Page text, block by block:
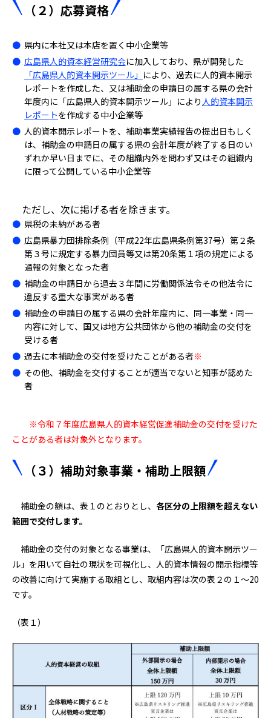
（２）応募資格
県内に本社又は本店を置く中小企業等
広島県人的資本経営研究会に加入しており、県が開発した
「広島県人的資本開示ツール」 により、過去に人的資本開示
レポートを作成した、又は補助金の申請日の属する県の会計
年度内に「広島県人的資本開示ツール」により 人的資本開示
レポートを作成する中小企業等
人的資本開示レポートを、補助事業実績報告の提出日もしく
は、補助金の申請日の属する県の会計年度が終了する日のい
ずれか早い日までに、その組織内外を問わず又はその組織内
に限って公開している中小企業等​
ただし、次に掲げる者を除きます。
県税の未納がある者
広島県暴力団排除条例（平成22年広島県条例第37号）第２条
第３号に規定する暴力団員等又は第20条第１項の規定による
通報の対象となった者
補助金の申請日から過去３年間に労働関係法令その他法令に
違反する重大な事実がある者
補助金の申請日の属する県の会計年度内に、同一事業・同一
内容に対して、国又は地方公共団体から他の補助金の交付を
受ける者
過去に本補助金の交付を受けたことがある者※
その他、補助金を交付することが適当でないと知事が認めた
者
※令和７年度広島県人的資本経営促進補助金の交付を受けた
ことがある者は対象外となります。
（３）補助対象事業・補助上限額
補助金の額は、表１のとおりとし、 各区分の上限額を超えない
範囲で交付します。
補助金の交付の対象となる事業は、「広島県人的資本開示ツー
ル」を用いて自社の現状を可視化し、人的資本情報の開示指標等
の改善に向けて実施する取組とし、取組内容は次の表２の１～20
です。
（表１）